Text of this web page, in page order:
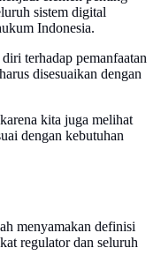
sistem digital
Indonesia.
terhadap pemanfaatan
disesuaikan dengan
kita juga melihat
dengan kebutuhan
menyamakan definisi
regulator dan seluruh